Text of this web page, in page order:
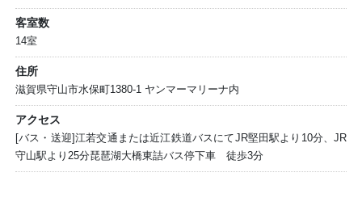
客室数
14室
住所
滋賀県守山市水保町1380-1 ヤンマーマリーナ内
アクセス
[バス・送迎]江若交通または近江鉄道バスにてJR堅田駅より10分、JR
守山駅より25分琵琶湖大橋東詰バス停下車 徒歩3分